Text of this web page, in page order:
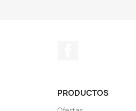
PRODUCTOS